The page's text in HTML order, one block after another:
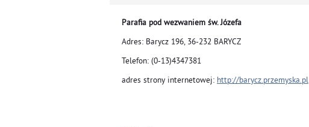
Parafia pod wezwaniem św. Józefa
Adres: Barycz 196, 36-232 BARYCZ
Telefon: (0-13)4347381
adres strony internetowej: http://barycz.przemyska.pl